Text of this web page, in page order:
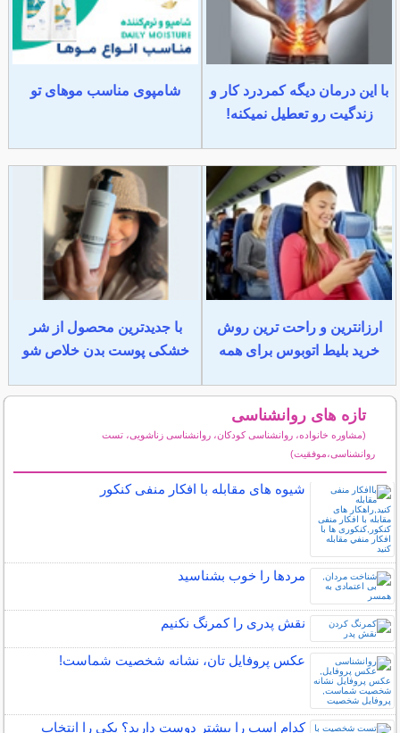
با این درمان دیگه کمردرد کار و
زندگیت رو تعطیل نمیکنه!
شامپوی مناسب موهای تو
ارزانترین و راحت ترین روش
خرید بلیط اتوبوس برای همه
با جدیدترین محصول از شر
خشکی پوست بدن خلاص شو
تازه های روانشناسی
(مشاوره خانواده، روانشناسی کودکان، روانشناسی زناشویی، تست
روانشناسی،موفقیت)
شیوه های مقابله با افکار منفی کنکور
مردها را خوب بشناسید
نقش پدری را کمرنگ نکنیم
عكس پروفایل تان، نشانه شخصیت شماست!
کدام اسب را بیشتر دوست دارید؟ یکی را انتخاب